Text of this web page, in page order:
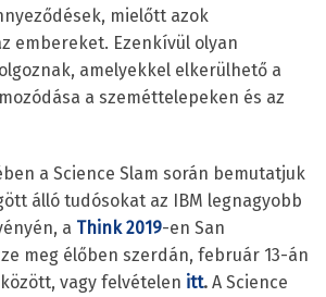
mielőtt azok
embereket. Ezenkívül olyan
amelyekkel elkerülhető a
a szeméttelepeken és az
a Science Slam során bemutatjuk
álló tudósokat az IBM legnagyobb
a Think 2019-en San
meg élőben szerdán, február 13-án
vagy felvételen itt. A Science